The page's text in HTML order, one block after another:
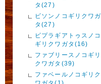
タ(27)
ビソンノコギリクワガ
タ(27)
ビプラギアトゥスノコ
ギリクワガタ(16)
ファブリースノコギリ
クワガタ(39)
ファベールノコギリク